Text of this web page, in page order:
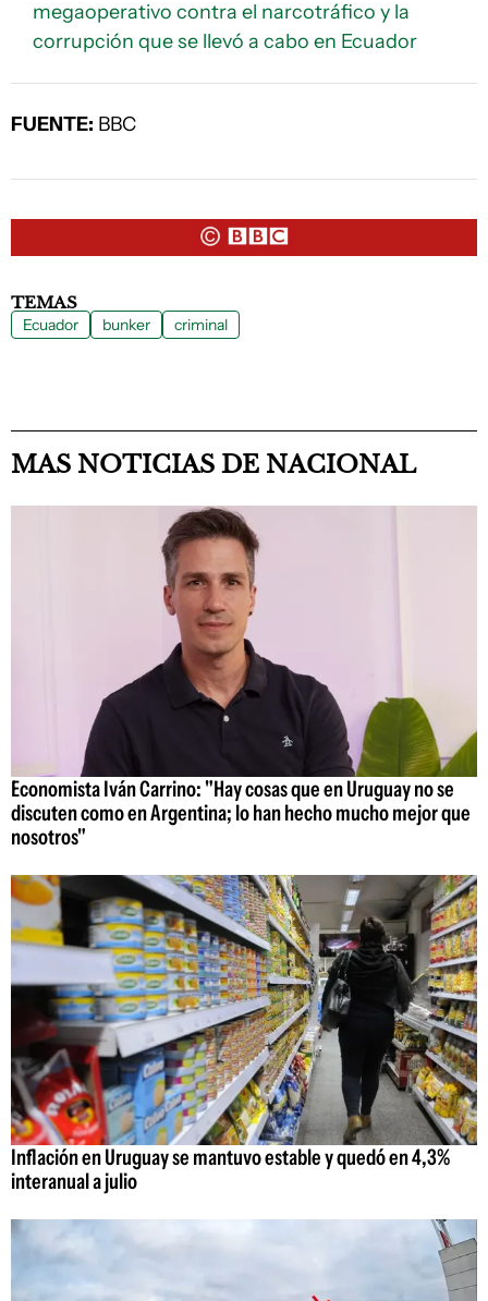
megaoperativo contra el narcotráfico y la
corrupción que se llevó a cabo en Ecuador
FUENTE: BBC
TEMAS
Ecuador bunker criminal
MAS NOTICIAS DE NACIONAL
Economista Iván Carrino: "Hay cosas que en Uruguay no se
discuten como en Argentina; lo han hecho mucho mejor que
nosotros"
Inflación en Uruguay se mantuvo estable y quedó en 4,3%
interanual a julio